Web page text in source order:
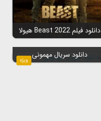
دانلود فیلم Beast 2022 هیولا
ویژه
دانلود سریال مهمونی